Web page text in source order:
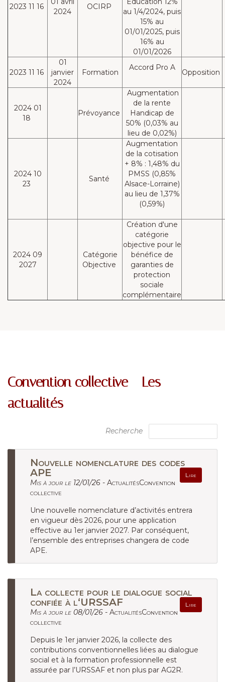
2023 11 16
2024
OCIRP
au 1/4/2024, puis
15% au
01/01/2025, puis
16% au
01/01/2026
2023 11 16
01
janvier
2024
Formation
Accord Pro A
Opposition
2024 01
18
Prévoyance
Augmentation
de la rente
Handicap de
50% (0,03% au
lieu de 0,02%)
2024 10
23
Santé
Augmentation
de la cotisation
+ 8% : 1,48% du
PMSS (0,85%
Alsace-Lorraine)
au lieu de 1,37%
(0,59%)
2024 09
2027
Catégorie
Objective
Création d'une
catégorie
objective pour le
bénéfice de
garanties de
protection
sociale
complémentaire
Convention collective - Les
actualités
Recherche
Nouvelle nomenclature des codes
APE
Lire
Mis à jour le 12/01/26 - ActualitésConvention
collective
Une nouvelle nomenclature d’activités entrera
en vigueur dès 2026, pour une application
effective au 1er janvier 2027. Par conséquent,
l’ensemble des entreprises changera de code
APE.
La collecte pour le dialogue social
confiée à l‘URSSAF
Lire
Mis à jour le 08/01/26 - ActualitésConvention
collective
Depuis le 1er janvier 2026, la collecte des
contributions conventionnelles liées au dialogue
social et à la formation professionnelle est
assurée par l’URSSAF et non plus par AG2R.